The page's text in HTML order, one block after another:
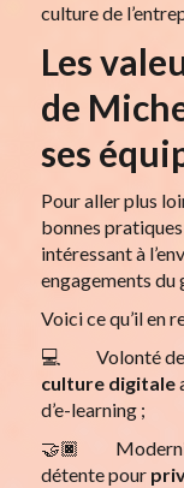
culture de
Les
de
ses
Pour aller plus
bonnes
intéressant à
engagements du
Voici ce qu’il en
💻 Volonté de
culture digitale
d’e-learning ;
🤝🏿
détente pour